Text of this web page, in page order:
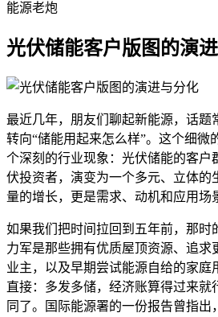
能源老炮
光伏储能客户版图的演
最近几年，朋友们聊起新能源，话题
转向“储能用起来怎么样”。这个细微
个深刻的行业现象：光伏储能的客户
伏投资者，演变为一个多元、立体的
量的增长，更是需求、动机和应用场
如果我们把时间拉回到五年前，那时
力军是那些拥有优质屋顶资源、追求
业主，以及早期尝试能源自给的家庭
直接：多发多储，经济账算得过来就
同了。国际能源署的一份报告曾指出